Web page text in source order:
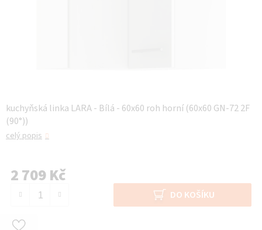
kuchyňská linka LARA - Bílá - 60x60 roh horní (60x60 GN-72 2F
(90°))
celý popis
2 709 Kč
DO KOŠÍKU